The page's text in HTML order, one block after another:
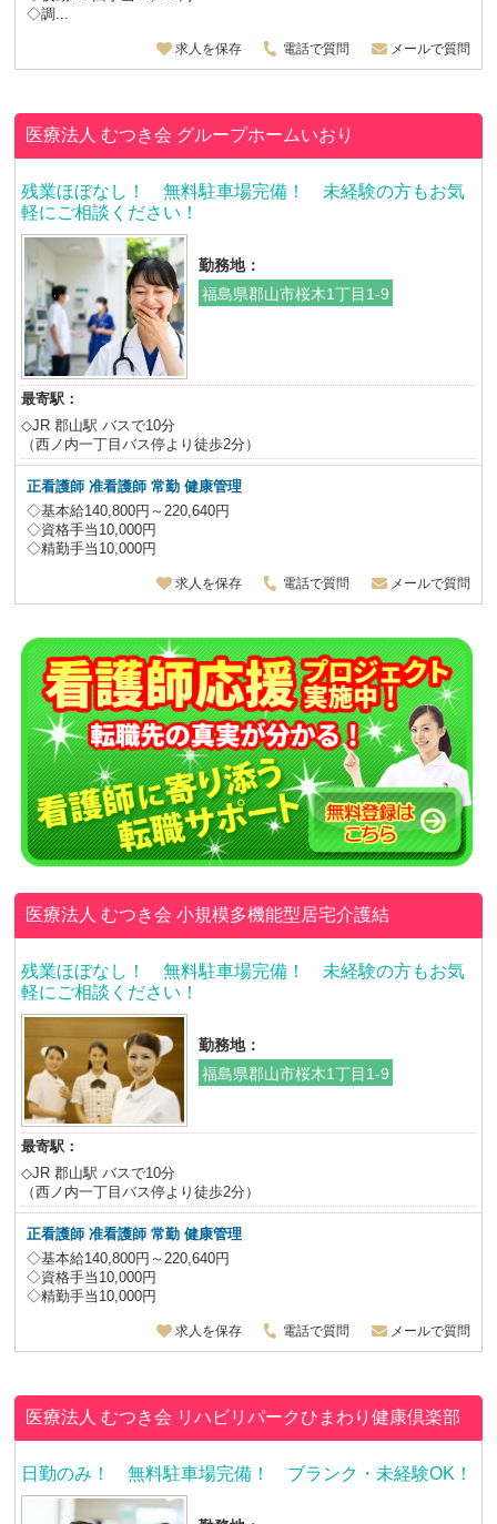
◇調...
求人を保存 電話で質問 メールで質問
医療法人 むつき会 グループホームいおり
残業ほぼなし！ 無料駐車場完備！ 未経験の方もお気
軽にご相談ください！
勤務地：
福島県郡山市桜木1丁目1-9
最寄駅：
◇JR 郡山駅 バスで10分
（西ノ内一丁目バス停より徒歩2分）
正看護師 准看護師常勤 健康管理
◇基本給140,800円～220,640円
◇資格手当10,000円
◇精勤手当10,000円
求人を保存 電話で質問 メールで質問
医療法人 むつき会小規模多機能型居宅介護結
残業ほぼなし！ 無料駐車場完備！ 未経験の方もお気
軽にご相談ください！
勤務地：
福島県郡山市桜木1丁目1-9
最寄駅：
◇JR 郡山駅 バスで10分
（西ノ内一丁目バス停より徒歩2分）
正看護師 准看護師常勤 健康管理
◇基本給140,800円～220,640円
◇資格手当10,000円
◇精勤手当10,000円
求人を保存 電話で質問 メールで質問
医療法人 むつき会 リハビリパークひまわり健康倶楽部
日勤のみ！ 無料駐車場完備！ ブランク・未経験OK！